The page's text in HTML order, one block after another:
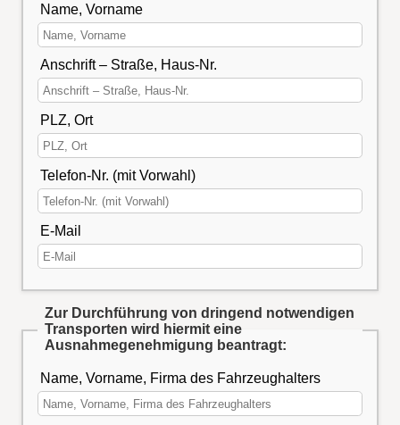
Name, Vorname
Anschrift – Straße, Haus-Nr.
PLZ, Ort
Telefon-Nr. (mit Vorwahl)
E-Mail
Zur Durchführung von dringend notwendigen
Transporten wird hiermit eine
Ausnahmegenehmigung beantragt:
Name, Vorname, Firma des Fahrzeughalters